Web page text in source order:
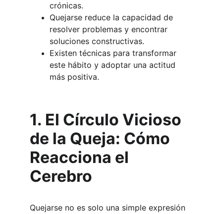
crónicas.
Quejarse reduce la capacidad de
resolver problemas y encontrar
soluciones constructivas.
Existen técnicas para transformar
este hábito y adoptar una actitud
más positiva.
1. El Círculo Vicioso
de la Queja: Cómo
Reacciona el
Cerebro
Quejarse no es solo una simple expresión